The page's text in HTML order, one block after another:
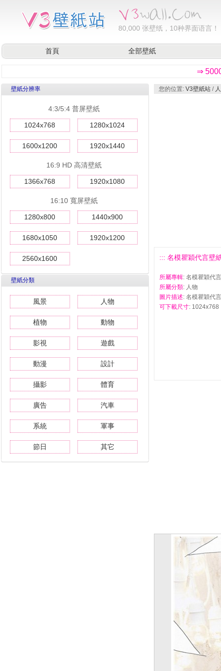
80,000 张壁纸，10种界面语言！
首頁 全部壁紙
⇒
壁紙分辨率
4:3/5:4 普屏壁紙
1024x768 1280x1024
1600x1200 1920x1440
16:9 HD 高清壁紙
1366x768 1920x1080
16:10 寬屏壁紙
1280x800 1440x900
1680x1050 1920x1200
2560x1600
壁紙分類
風景 人物
植物 動物
影視 遊戲
動漫 設計
攝影 體育
廣告 汽車
系統 軍事
節日 其它
您的位置: V3壁紙站 /
::: 名模瞿穎代言壁
所屬專輯: 名模瞿穎代
所屬分類: 人物
圖片描述: 名模瞿穎代
可下載尺寸: 1024x768